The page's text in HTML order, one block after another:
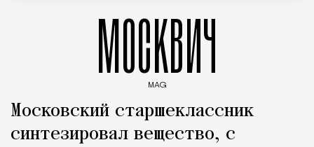
МОСКВИЧ
MAG
Московский старшеклассник
синтезировал вещество, с